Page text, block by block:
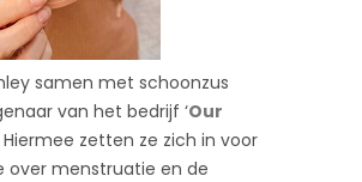
samen met schoonzus
van het bedrijf ‘Our
Hiermee zetten ze zich in voor
over menstruatie en de